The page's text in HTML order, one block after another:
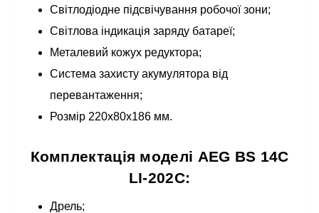
Світлодіодне підсвічування робочої зони;
Світлова індикація заряду батареї;
Металевий кожух редуктора;
Система захисту акумулятора від
перевантаження;
Розмір 220x80x186 мм.
Комплектація моделі AEG BS 14C
LI-202C:
Дрель;